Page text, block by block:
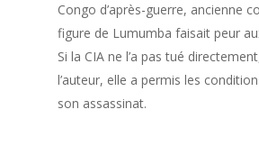
Congo d’après-guerre, ancienne
figure de Lumumba faisait peur
Si la CIA ne l’a pas tué
l’auteur, elle a permis les
son assassinat.